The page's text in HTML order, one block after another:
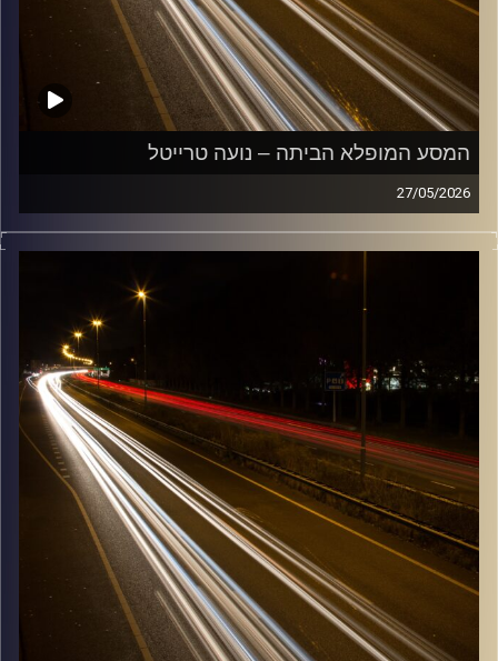
המסע המופלא הביתה – נועה טרייטל
27/05/2026
מוזיקה שתלווה אותנו אחרי יום עבודה ארוך ותחזיר אותנו
הביתה בשלום עם נועה טרייטל
קרדיט תמונות: